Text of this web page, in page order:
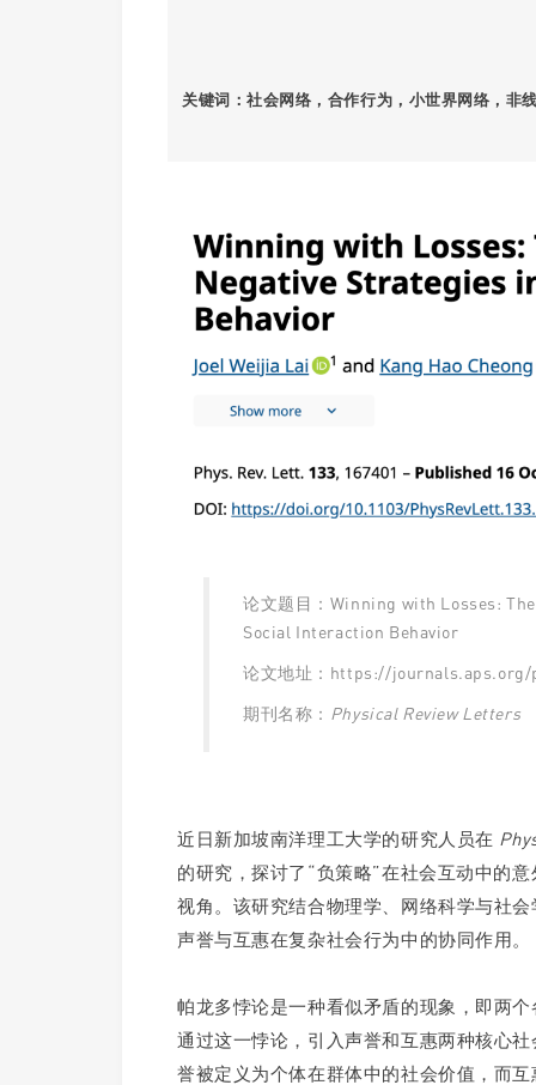
关键词：社会网络，合作行为，小世界网络，非
论文题目：Winning with Losses:
Social Interaction Behavior
论文地址：https://journals.aps.org/
期刊名称： Physical Review Letters
近日新加坡南洋理工大学的研究人员在
的研究，探讨了“负策略”在社会互动中的
视角。该研究结合物理学、网络科学与社
声誉与互惠在复杂社会行为中的协同作用。
帕龙多悖论是一种看似矛盾的现象，即两
通过这一悖论，引入声誉和互惠两种核心
誉被定义为个体在群体中的社会价值，而